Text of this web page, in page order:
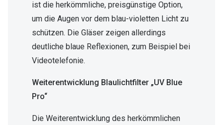
ist die herkömmliche, preisgünstige Option,
um die Augen vor dem blau-violetten Licht zu
schützen. Die Gläser zeigen allerdings
deutliche blaue Reflexionen, zum Beispiel bei
Videotelefonie.
Weiterentwicklung Blaulichtfilter „UV Blue
Pro“
Die Weiterentwicklung des herkömmlichen